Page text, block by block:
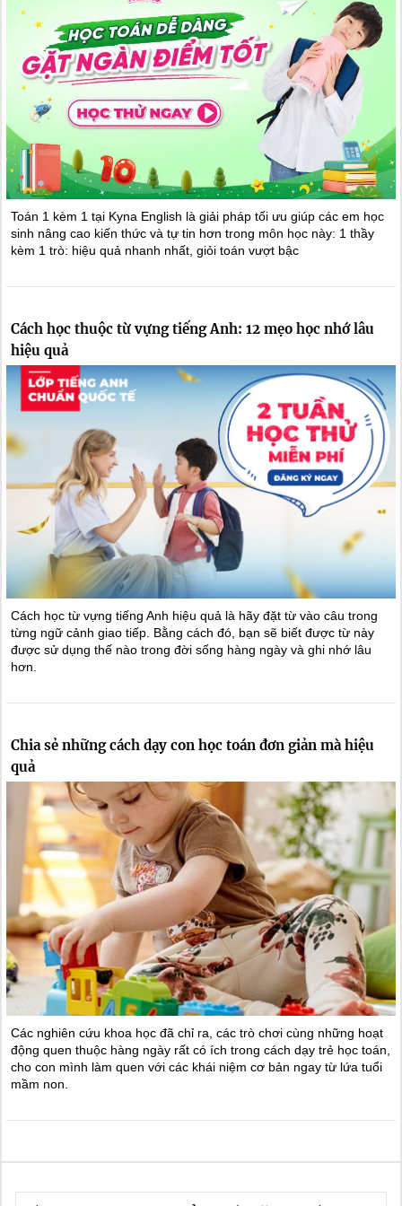
Toán 1 kèm 1 tại Kyna English là giải pháp tối ưu giúp các em học
sinh nâng cao kiến thức và tự tin hơn trong môn học này: 1 thầy
kèm 1 trò: hiệu quả nhanh nhất, giỏi toán vượt bậc
Cách học thuộc từ vựng tiếng Anh: 12 mẹo học nhớ lâu
hiệu quả
Cách học từ vựng tiếng Anh hiệu quả là hãy đặt từ vào câu trong
từng ngữ cảnh giao tiếp. Bằng cách đó, bạn sẽ biết được từ này
được sử dụng thế nào trong đời sống hàng ngày và ghi nhớ lâu
hơn.
Chia sẻ những cách dạy con học toán đơn giản mà hiệu
quả
Các nghiên cứu khoa học đã chỉ ra, các trò chơi cùng những hoạt
động quen thuộc hàng ngày rất có ích trong cách dạy trẻ học toán,
cho con mình làm quen với các khái niệm cơ bản ngay từ lứa tuổi
mầm non.